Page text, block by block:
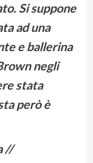
Si suppone
ad una
e ballerina
negli
stata
però è
//